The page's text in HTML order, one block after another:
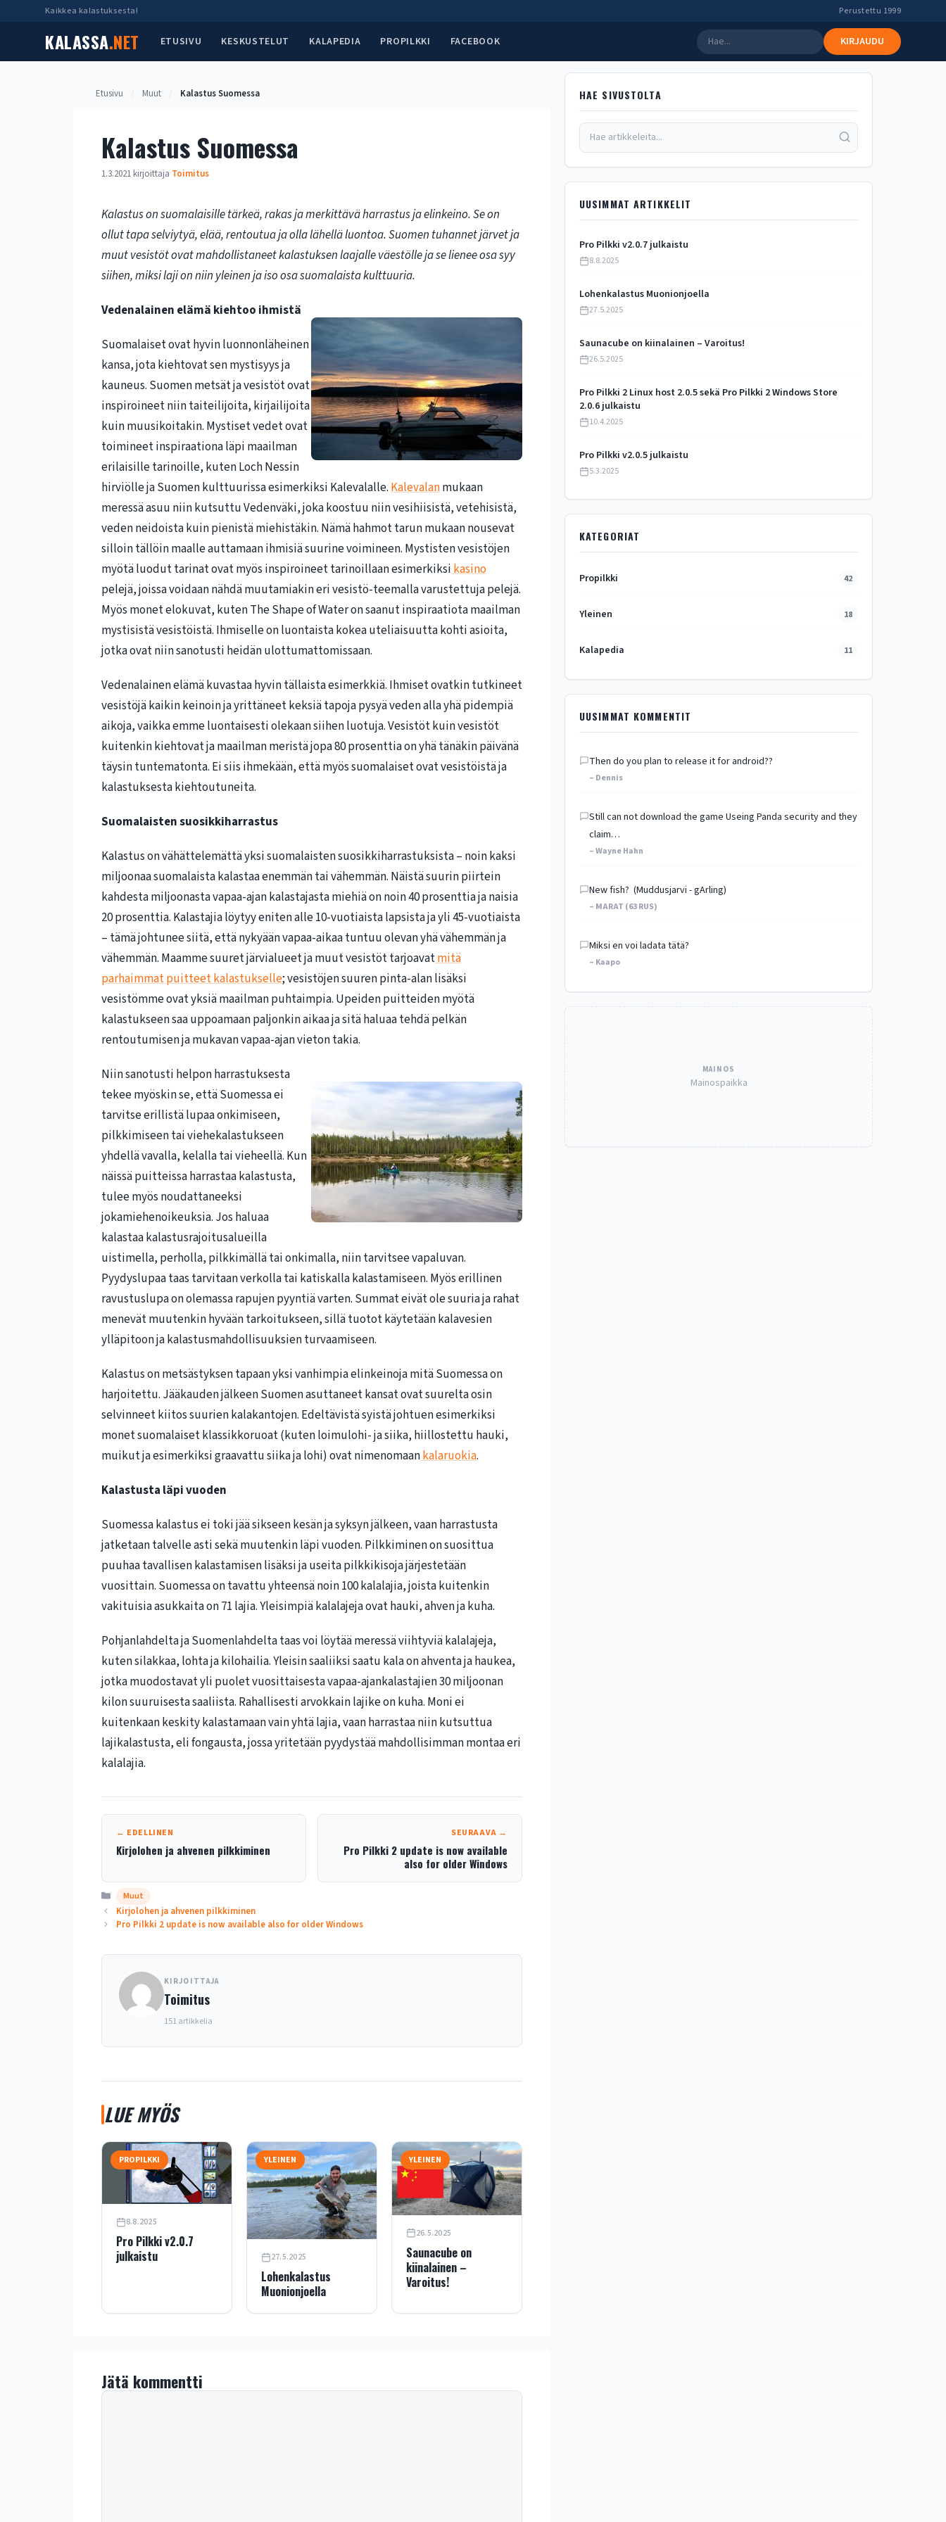
Kaikkea kalastuksesta! Perustettu 1999
KALASSA.NET ETUSIVU KESKUSTELUT KALAPEDIA PROPILKKI FACEBOOK KIRJAUDU
Etusivu Muut Kalastus Suomessa
Kalastus Suomessa
1.3.2021 kirjoittaja Toimitus
Kalastus on suomalaisille tärkeä, rakas ja merkittävä harrastus ja elinkeino. Se on
ollut tapa selviytyä, elää, rentoutua ja olla lähellä luontoa. Suomen tuhannet järvet ja
muut vesistöt ovat mahdollistaneet kalastuksen laajalle väestölle ja se lienee osa syy
siihen, miksi laji on niin yleinen ja iso osa suomalaista kulttuuria.
Vedenalainen elämä kiehtoo ihmistä
Suomalaiset ovat hyvin luonnonläheinen
kansa, jota kiehtovat sen mystisyys ja
kauneus. Suomen metsät ja vesistöt ovat
inspiroineet niin taiteilijoita, kirjailijoita
kuin muusikoitakin. Mystiset vedet ovat
toimineet inspiraationa läpi maailman
erilaisille tarinoille, kuten Loch Nessin
hirviölle ja Suomen kulttuurissa esimerkiksi Kalevalalle.Kalevalanmukaan
meressä asuu niin kutsuttu Vedenväki, joka koostuu niin vesihiisistä, vetehisistä,
veden neidoista kuin pienistä miehistäkin. Nämä hahmot tarun mukaan nousevat
silloin tällöin maalle auttamaan ihmisiä suurine voimineen. Mystisten vesistöjen
myötä luodut tarinat ovat myös inspiroineet tarinoillaan esimerkiksikasino
pelejä, joissa voidaan nähdä muutamiakin eri vesistö-teemalla varustettuja pelejä.
Myös monet elokuvat, kuten The Shape of Water on saanut inspiraatiota maailman
mystisistä vesistöistä. Ihmiselle on luontaista kokea uteliaisuutta kohti asioita,
jotka ovat niin sanotusti heidän ulottumattomissaan.
Vedenalainen elämä kuvastaa hyvin tällaista esimerkkiä. Ihmiset ovatkin tutkineet
vesistöjä kaikin keinoin ja yrittäneet keksiä tapoja pysyä veden alla yhä pidempiä
aikoja, vaikka emme luontaisesti olekaan siihen luotuja. Vesistöt kuin vesistöt
kuitenkin kiehtovat ja maailman meristä jopa 80 prosenttia on yhä tänäkin päivänä
täysin tuntematonta. Ei siis ihmekään, että myös suomalaiset ovat vesistöistä ja
kalastuksesta kiehtoutuneita.
Suomalaisten suosikkiharrastus
Kalastus on vähättelemättä yksi suomalaisten suosikkiharrastuksista – noin kaksi
miljoonaa suomalaista kalastaa enemmän tai vähemmän. Näistä suurin piirtein
kahdesta miljoonasta vapaa-ajan kalastajasta miehiä on noin 40 prosenttia ja naisia
20 prosenttia. Kalastajia löytyy eniten alle 10-vuotiaista lapsista ja yli 45-vuotiaista
– tämä johtunee siitä, että nykyään vapaa-aikaa tuntuu olevan yhä vähemmän ja
vähemmän. Maamme suuret järvialueet ja muut vesistöt tarjoavatmitä
parhaimmat puitteet kalastukselle; vesistöjen suuren pinta-alan lisäksi
vesistömme ovat yksiä maailman puhtaimpia. Upeiden puitteiden myötä
kalastukseen saa uppoamaan paljonkin aikaa ja sitä haluaa tehdä pelkän
rentoutumisen ja mukavan vapaa-ajan vieton takia.
Niin sanotusti helpon harrastuksesta
tekee myöskin se, että Suomessa ei
tarvitse erillistä lupaa onkimiseen,
pilkkimiseen tai viehekalastukseen
yhdellä vavalla, kelalla tai vieheellä. Kun
näissä puitteissa harrastaa kalastusta,
tulee myös noudattaneeksi
jokamiehenoikeuksia. Jos haluaa
kalastaa kalastusrajoitusalueilla
uistimella, perholla, pilkkimällä tai onkimalla, niin tarvitsee vapaluvan.
Pyydyslupaa taas tarvitaan verkolla tai katiskalla kalastamiseen. Myös erillinen
ravustuslupa on olemassa rapujen pyyntiä varten. Summat eivät ole suuria ja rahat
menevät muutenkin hyvään tarkoitukseen, sillä tuotot käytetään kalavesien
ylläpitoon ja kalastusmahdollisuuksien turvaamiseen.
Kalastus on metsästyksen tapaan yksi vanhimpia elinkeinoja mitä Suomessa on
harjoitettu. Jääkauden jälkeen Suomen asuttaneet kansat ovat suurelta osin
selvinneet kiitos suurien kalakantojen. Edeltävistä syistä johtuen esimerkiksi
monet suomalaiset klassikkoruoat (kuten loimulohi- ja siika, hiillostettu hauki,
muikut ja esimerkiksi graavattu siika ja lohi) ovat nimenomaankalaruokia.
Kalastusta läpi vuoden
Suomessa kalastus ei toki jää sikseen kesän ja syksyn jälkeen, vaan harrastusta
jatketaan talvelle asti sekä muutenkin läpi vuoden. Pilkkiminen on suosittua
puuhaa tavallisen kalastamisen lisäksi ja useita pilkkikisoja järjestetään
vuosittain. Suomessa on tavattu yhteensä noin 100 kalalajia, joista kuitenkin
vakituisia asukkaita on 71 lajia. Yleisimpiä kalalajeja ovat hauki, ahven ja kuha.
Pohjanlahdelta ja Suomenlahdelta taas voi löytää meressä viihtyviä kalalajeja,
kuten silakkaa, lohta ja kilohailia. Yleisin saaliiksi saatu kala on ahventa ja haukea,
jotka muodostavat yli puolet vuosittaisesta vapaa-ajankalastajien 30 miljoonan
kilon suuruisesta saaliista. Rahallisesti arvokkain lajike on kuha. Moni ei
kuitenkaan keskity kalastamaan vain yhtä lajia, vaan harrastaa niin kutsuttua
lajikalastusta, eli fongausta, jossa yritetään pyydystää mahdollisimman montaa eri
kalalajia.
← EDELLINEN
Kirjolohen ja ahvenen pilkkiminen
SEURAAVA →
Pro Pilkki 2 update is now available
also for older Windows
Kategoriat
Muut
Kirjolohen ja ahvenen pilkkiminen
Pro Pilkki 2 update is now available also for older Windows
KIRJOITTAJA
Toimitus
151 artikkelia
LUE MYÖS
PROPILKKI
8.8.2025
Pro Pilkki v2.0.7
julkaistu
YLEINEN
27.5.2025
Lohenkalastus
Muonionjoella
YLEINEN
26.5.2025
Saunacube on
kiinalainen –
Varoitus!
Jätä kommentti
Kommentti
HAE SIVUSTOLTA
UUSIMMAT ARTIKKELIT
Pro Pilkki v2.0.7 julkaistu
8.8.2025
Lohenkalastus Muonionjoella
27.5.2025
Saunacube on kiinalainen – Varoitus!
26.5.2025
Pro Pilkki 2 Linux host 2.0.5 sekä Pro Pilkki 2 Windows Store
2.0.6 julkaistu
10.4.2025
Pro Pilkki v2.0.5 julkaistu
5.3.2025
KATEGORIAT
Propilkki 42
Yleinen 18
Kalapedia 11
UUSIMMAT KOMMENTIT
Then do you plan to release it for android??
– Dennis
Still can not download the game Useing Panda security and they
claim…
– Wayne Hahn
New fish? (Muddusjarvi - gArling)
– MARAT (63 RUS)
Miksi en voi ladata tätä?
– Kaapo
MAINOS
Mainospaikka